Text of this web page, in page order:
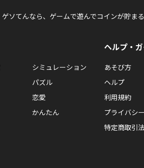
ゲソてんなら、ゲームで遊んでコインが貯まる
シミュレーション
パズル
恋愛
かんたん
ヘルプ・
あそび方
ヘルプ
利用規約
プライバシ
特定商取引